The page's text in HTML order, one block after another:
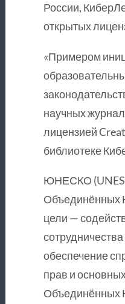
России,
открытых
«Примером
научных
лицензией
библиотеке
ЮНЕСКО
Объединённых
цели —
обеспечение
прав и
Объединённых